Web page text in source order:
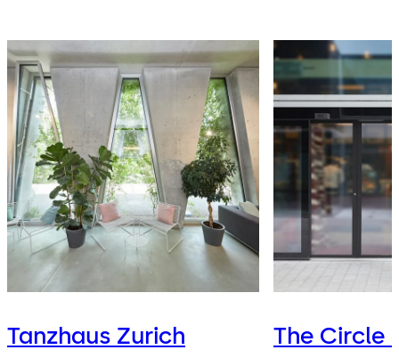
Tanzhaus Zurich The Circle